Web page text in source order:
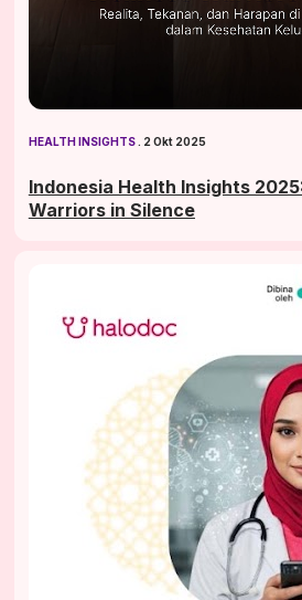
HEALTH INSIGHTS . 2 Okt 2025
Indonesia Health Insights
Warriors in Silence